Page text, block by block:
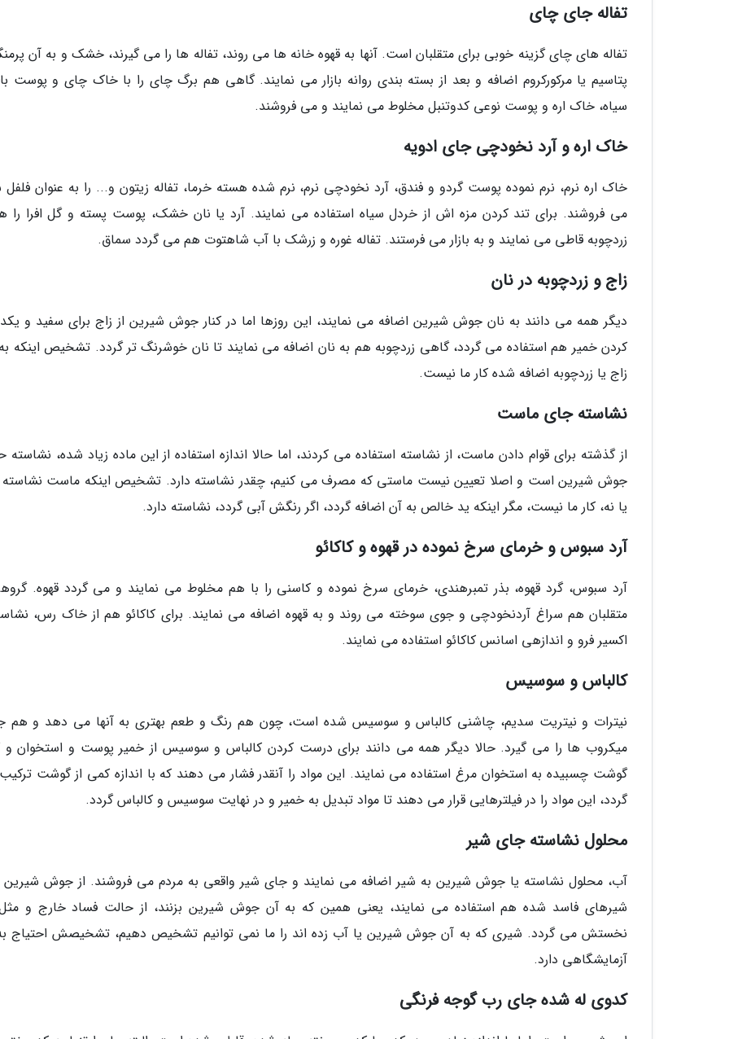
تفاله جای چای
تفاله های چای گزینه خوبی برای متقلبان است. آنها به قهوه خانه ها می روند، تفاله ها را می گیرند، خشک و به آن
پتاسیم یا مرکورکروم اضافه و بعد از بسته بندی روانه بازار می نمایند. گاهی هم برگ چای را با خاک چای و پوست
سیاه، خاک اره و پوست نوعی کدوتنبل مخلوط می نمایند و می فروشند.
خاک اره و آرد نخودچی جای ادویه
خاک اره نرم، نرم نموده پوست گردو و فندق، آرد نخودچی نرم، نرم شده هسته خرما، تفاله زیتون و... را به عنوان فلفل
می فروشند. برای تند کردن مزه اش از خردل سیاه استفاده می نمایند. آرد یا نان خشک، پوست پسته و گل افرا را
زردچوبه قاطی می نمایند و به بازار می فرستند. تفاله غوره و زرشک با آب شاهتوت هم می گردد سماق.
زاج و زردچوبه در نان
دیگر همه می دانند به نان جوش شیرین اضافه می نمایند، این روزها اما در کنار جوش شیرین از زاج برای سفید و
کردن خمیر هم استفاده می گردد، گاهی زردچوبه هم به نان اضافه می نمایند تا نان خوشرنگ تر گردد. تشخیص اینکه
زاج یا زردچوبه اضافه شده کار ما نیست.
نشاسته جای ماست
از گذشته برای قوام دادن ماست، از نشاسته استفاده می کردند، اما حالا اندازه استفاده از این ماده زیاد شده، نشاسته
جوش شیرین است و اصلا تعیین نیست ماستی که مصرف می کنیم، چقدر نشاسته دارد. تشخیص اینکه ماست نشاسته
یا نه، کار ما نیست، مگر اینکه ید خالص به آن اضافه گردد، اگر رنگش آبی گردد، نشاسته دارد.
آرد سبوس و خرمای سرخ نموده در قهوه و کاکائو
آرد سبوس، گرد قهوه، بذر تمبرهندی، خرمای سرخ نموده و کاسنی را با هم مخلوط می نمایند و می گردد قهوه.
متقلبان هم سراغ آردنخودچی و جوی سوخته می روند و به قهوه اضافه می نمایند. برای کاکائو هم از خاک رس،
اکسیر فرو و اندازهی اسانس کاکائو استفاده می نمایند.
کالباس و سوسیس
نیترات و نیتریت سدیم، چاشنی کالباس و سوسیس شده است، چون هم رنگ و طعم بهتری به آنها می دهد و هم
میکروب ها را می گیرد. حالا دیگر همه می دانند برای درست کردن کالباس و سوسیس از خمیر پوست و استخوان
گوشت چسبیده به استخوان مرغ استفاده می نمایند. این مواد را آنقدر فشار می دهند که با اندازه کمی از گوشت
گردد، این مواد را در فیلترهایی قرار می دهند تا مواد تبدیل به خمیر و در نهایت سوسیس و کالباس گردد.
محلول نشاسته جای شیر
آب، محلول نشاسته یا جوش شیرین به شیر اضافه می نمایند و جای شیر واقعی به مردم می فروشند. از جوش شیرین
شیرهای فاسد شده هم استفاده می نمایند، یعنی همین که به آن جوش شیرین بزنند، از حالت فساد خارج و
نخستش می گردد. شیری که به آن جوش شیرین یا آب زده اند را ما نمی توانیم تشخیص دهیم، تشخیصش احتیاج
آزمایشگاهی دارد.
کدوی له شده جای رب گوجه فرنگی